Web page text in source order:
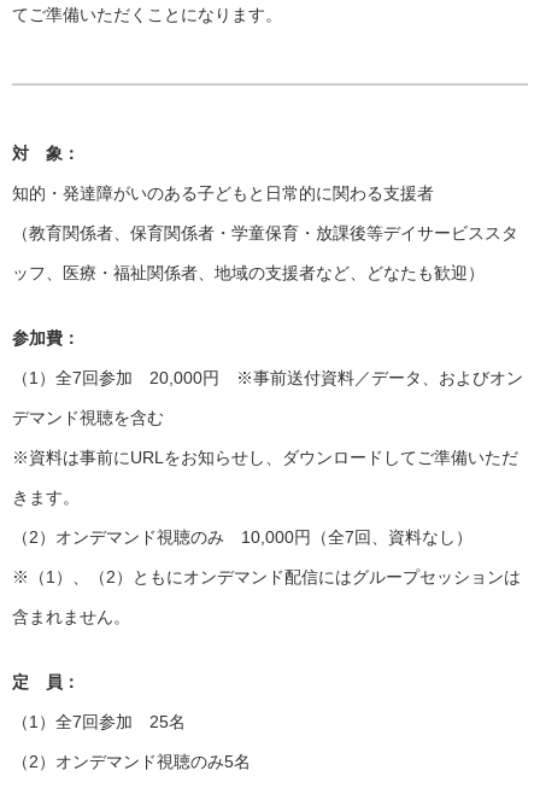
てご準備いただくことになります。
対 象：
知的・発達障がいのある子どもと日常的に関わる支援者
（教育関係者、保育関係者・学童保育・放課後等デイサービススタ
ッフ、医療・福祉関係者、地域の支援者など、どなたも歓迎）
参加費：
（1）全7回参加 20,000円 ※事前送付資料／データ、およびオン
デマンド視聴を含む
※資料は事前にURLをお知らせし、ダウンロードしてご準備いただ
きます。
（2）オンデマンド視聴のみ 10,000円（全7回、資料なし）
※（1）、（2）ともにオンデマンド配信にはグループセッションは
含まれません。
定 員：
（1）全7回参加 25名
（2）オンデマンド視聴のみ5名